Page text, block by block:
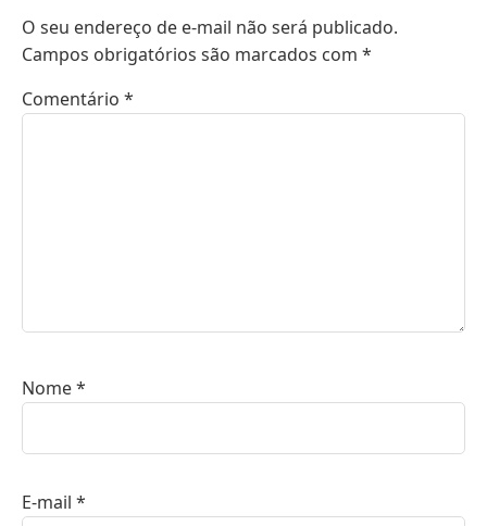
O seu endereço de e-mail não será publicado.
Campos obrigatórios são marcados com *
Comentário *
Nome*
E-mail *